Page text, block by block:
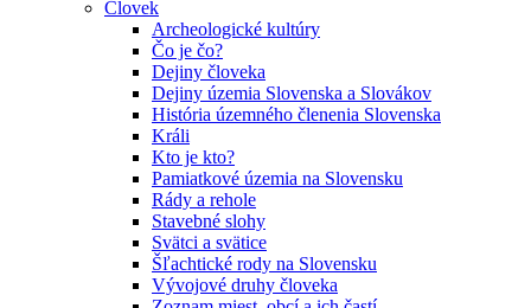
Človek
Archeologické kultúry
Čo je čo?
Dejiny človeka
Dejiny územia Slovenska a Slovákov
História územného členenia Slovenska
Králi
Kto je kto?
Pamiatkové územia na Slovensku
Rády a rehole
Stavebné slohy
Svätci a svätice
Šľachtické rody na Slovensku
Vývojové druhy človeka